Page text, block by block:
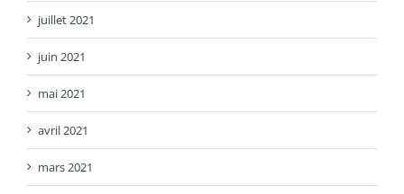
juillet 2021
juin 2021
mai 2021
avril 2021
mars 2021